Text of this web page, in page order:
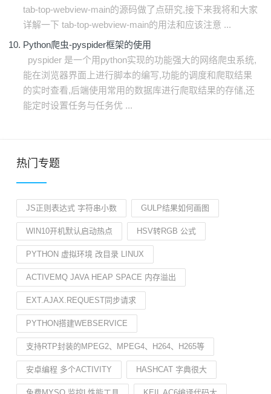
tab-top-webview-main的源码做了点研究,接下来我将和大家
详解一下 tab-top-webview-main的用法和应该注意 ...
Python爬虫-pyspider框架的使用
pyspider 是一个用python实现的功能强大的网络爬虫系统,
能在浏览器界面上进行脚本的编写,功能的调度和爬取结果
的实时查看,后端使用常用的数据库进行爬取结果的存储,还
能定时设置任务与任务优 ...
热门专题
JS正则表达式 字符串小数 GULP结果如何画图
WIN10开机默认启动热点 HSV转RGB 公式
PYTHON 虚拟环境 改目录 LINUX
ACTIVEMQ JAVA HEAP SPACE 内存溢出
EXT.AJAX.REQUEST同步请求
PYTHON搭建WEBSERVICE
支持RTP封装的MPEG2、MPEG4、H264、H265等
安卓编程 多个ACTIVITY HASHCAT 字典很大